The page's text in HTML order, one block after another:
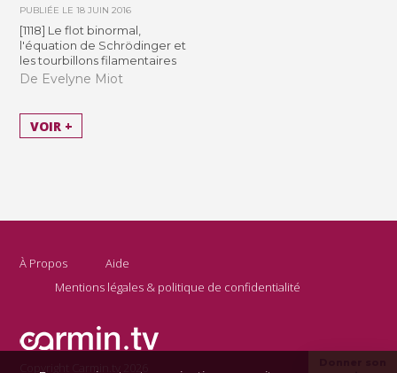
PUBLIÉE LE18 JUIN 2016
[1118] Le flot binormal,
l'équation de Schrödinger et
les tourbillons filamentaires
De Evelyne Miot
VOIR +
À Propos
Aide
Mentions légales & politique de confidentialité
Copyright Carmin.tv 2026